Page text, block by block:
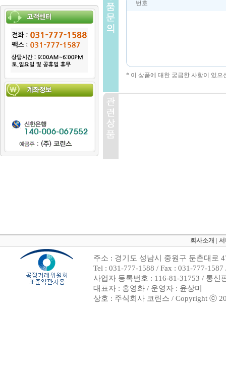
번호
* 이 상품에 대한 궁금한 사항이 있
회사소개
주소 : 경기도 성남시 중원구 둔촌대로
Tel : 031-777-1588 / Fax : 031-777-
사업자 등록번호 : 116-81-31753 / 통신
대표자 : 홍영화 / 운영자 : 윤상미
상호 : 주식회사 코린스 / Copyright ⓒ